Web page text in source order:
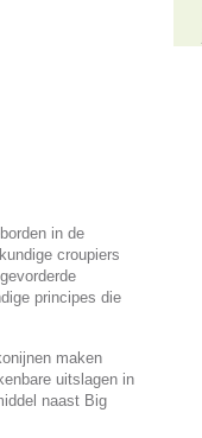
in de
croupiers
principes die
maken
uitslagen in
naast Big